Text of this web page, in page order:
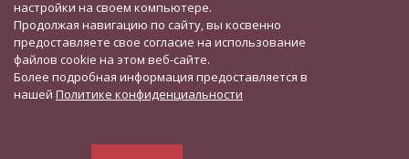
настройки на своем компьютере.
Продолжая навигацию по сайту, вы косвенно
предоставляете свое согласие на использование
файлов cookie на этом веб-сайте.
Более подробная информация предоставляется в
нашей Политике конфиденциальности